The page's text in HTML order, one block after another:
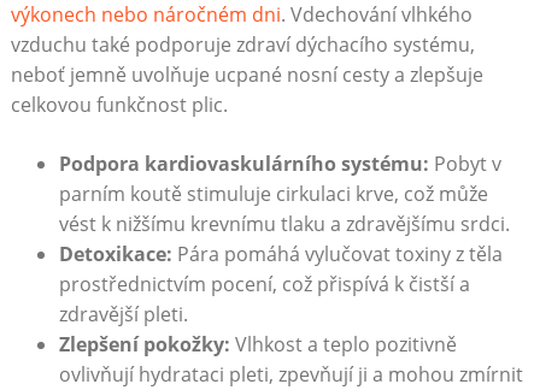
výkonech nebo náročném dni. Vdechování vlhkého
vzduchu také podporuje zdraví dýchacího systému,
neboť jemně uvolňuje ucpané nosní cesty a zlepšuje
celkovou funkčnost plic.
Podpora kardiovaskulárního systému: Pobyt v
parním koutě stimuluje cirkulaci krve, což může
vést k nižšímu krevnímu tlaku a zdravějšímu srdci.
Detoxikace: Pára pomáhá vylučovat toxiny z těla
prostřednictvím pocení, což přispívá k čistší a
zdravější pleti.
Zlepšení pokožky: Vlhkost a teplo pozitivně
ovlivňují hydrataci pleti, zpevňují ji a mohou zmírnit